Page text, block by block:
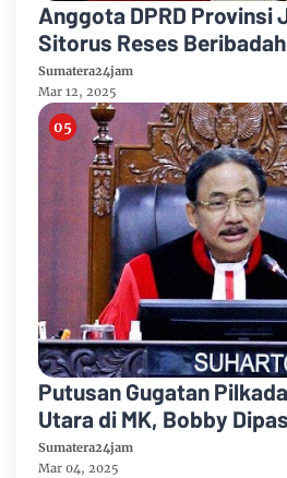
Anggota DPRD Provinsi
Sitorus Reses
Paal Merah HKBP Jambi
Sumatera24jam
Mar 12, 2025
Putusan Gugatan
Utara di MK, Bobby
Gubernur Sumut
Sumatera24jam
Mar 04, 2025